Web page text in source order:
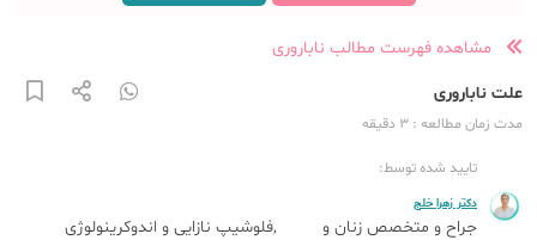
مشاهده فهرست مطالب ناباروری
علت ناباروری
مدت زمان مطالعه : 3 دقیقه
تایید شده توسط:
دکتر زهرا خلج
جراح و متخصص زنان و
فلوشیپ نازایی و اندوکرینولوژی